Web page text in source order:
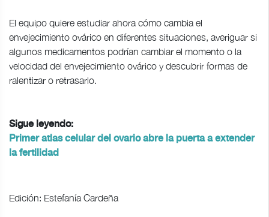
El equipo quiere estudiar ahora cómo cambia el
envejecimiento ovárico en diferentes situaciones, averiguar si
algunos medicamentos podrían cambiar el momento o la
velocidad del envejecimiento ovárico y descubrir formas de
ralentizar o retrasarlo.
Sigue leyendo:
Primer atlas celular del ovario abre la puerta a extender
la fertilidad
Edición: Estefanía Cardeña